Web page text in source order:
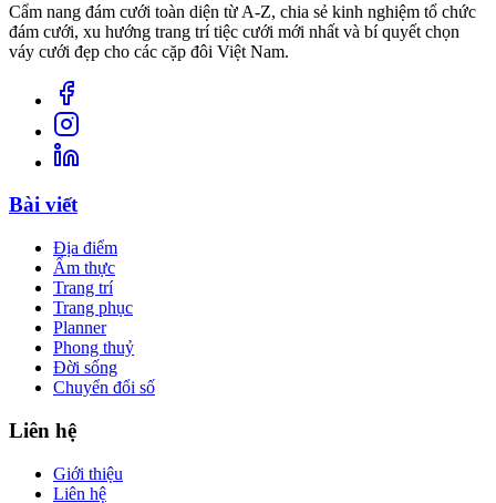
Cẩm nang đám cưới toàn diện từ A-Z, chia sẻ kinh nghiệm tổ chức
đám cưới, xu hướng trang trí tiệc cưới mới nhất và bí quyết chọn
váy cưới đẹp cho các cặp đôi Việt Nam.
Bài viết
Địa điểm
Ẩm thực
Trang trí
Trang phục
Planner
Phong thuỷ
Đời sống
Chuyển đổi số
Liên hệ
Giới thiệu
Liên hệ